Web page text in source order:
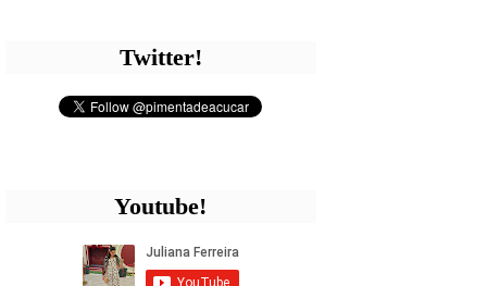
Twitter!
Youtube!